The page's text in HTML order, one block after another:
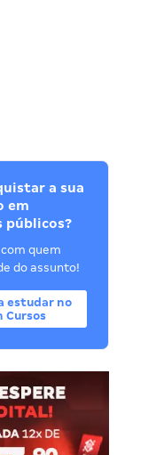
a sua
em
públicos?
quem
do assunto!
estudar no
Cursos